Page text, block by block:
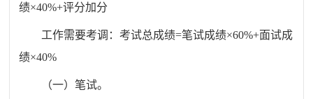
绩×40%+评分加分
工作需要考调：考试总成绩=笔试成绩×60%+面试成
绩×40%
（一）笔试。